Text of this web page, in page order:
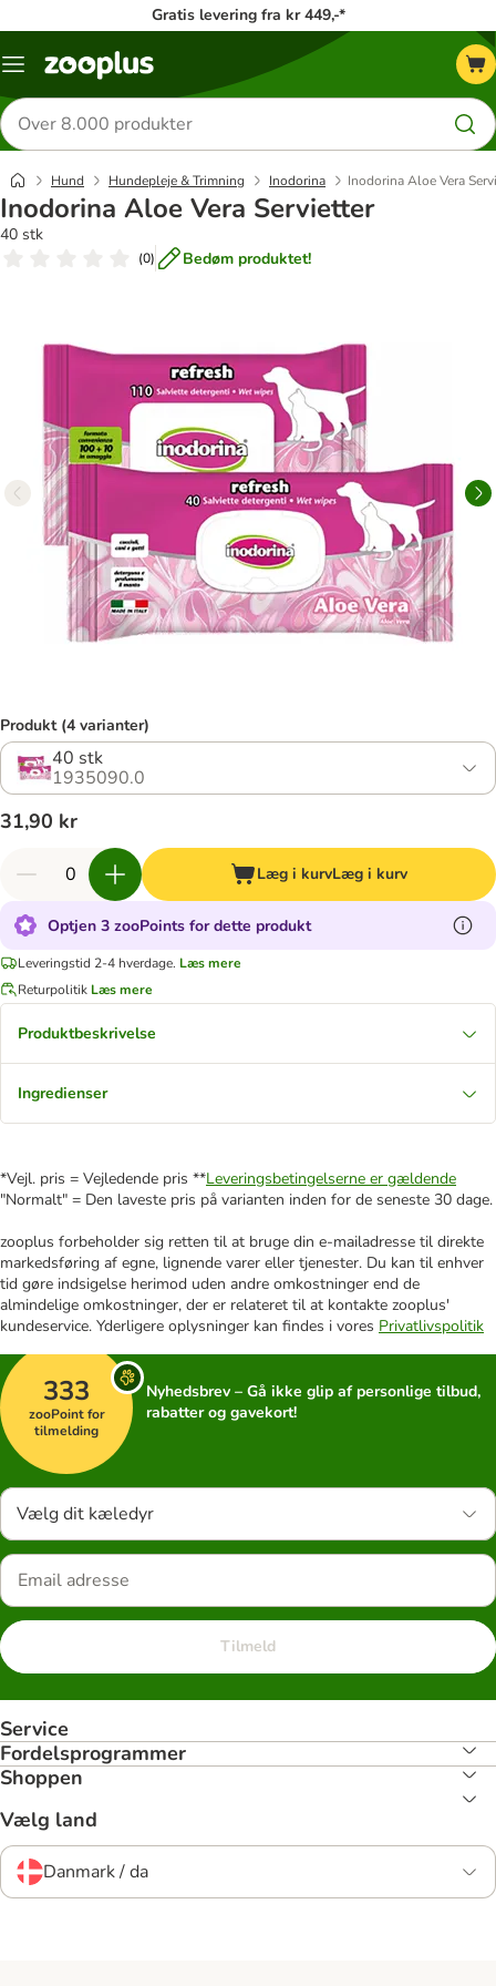
Gratis levering fra kr 449,-*
Menu
Søg
efter
produkter
Hund Hundepleje & Trimning Inodorina Inodorina Aloe Vera
Inodorina Aloe Vera Servietter
40 stk
(0) Bedøm produktet!
Produkt (4 varianter)
40 stk
1935090.0
31,90 kr
Læg i kurvLæg i kurv
Optjen 3 zooPoints for dette produkt
Leveringstid 2-4 hverdage. Læs mere
Returpolitik Læs mere
Produktbeskrivelse
Ingredienser
*Vejl. pris = Vejledende pris **Leveringsbetingelserne er gældende
"Normalt" = Den laveste pris på varianten inden for de seneste 30 dage.
zooplus forbeholder sig retten til at bruge din e-mailadresse til direkte
markedsføring af egne, lignende varer eller tjenester. Du kan til enhver
tid gøre indsigelse herimod uden andre omkostninger end de
almindelige omkostninger, der er relateret til at kontakte zooplus'
kundeservice. Yderligere oplysninger kan findes i vores Privatlivspolitik
333
zooPoint for
tilmelding
Nyhedsbrev – Gå ikke glip af personlige tilbud,
rabatter og gavekort!
Vælg dit kæledyr
Tilmeld
Service
Fordelsprogrammer
Shoppen
Vælg land
Danmark / da